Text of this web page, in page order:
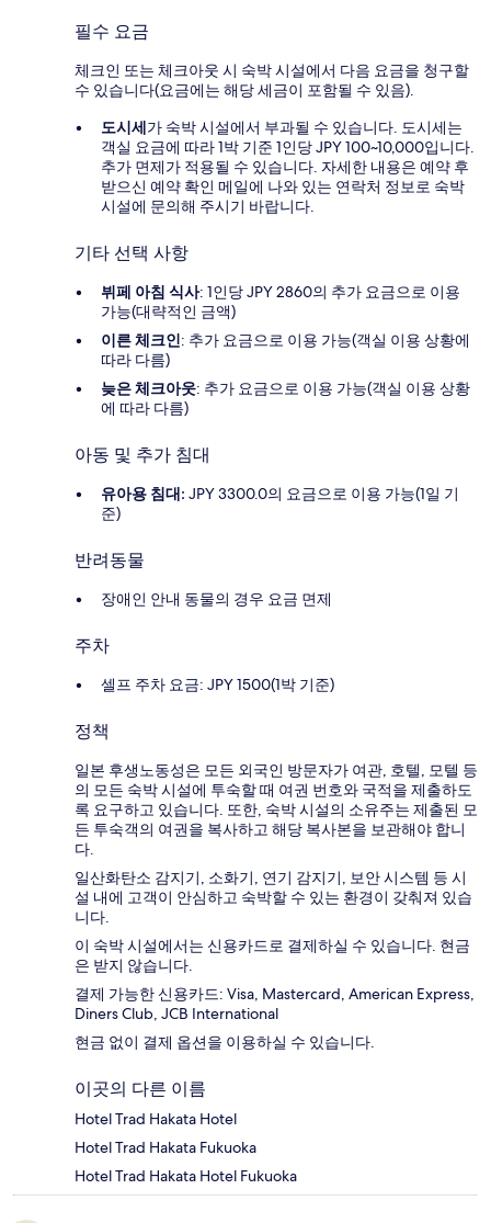
필수 요금
체크인 또는 체크아웃 시 숙박 시설에서 다음 요금을 청구할
수 있습니다(요금에는 해당 세금이 포함될 수 있음).
도시세가 숙박 시설에서 부과될 수 있습니다. 도시세는
객실 요금에 따라 1박 기준 1인당 JPY 100~10,000입니다.
추가 면제가 적용될 수 있습니다. 자세한 내용은 예약 후
받으신 예약 확인 메일에 나와 있는 연락처 정보로 숙박
시설에 문의해 주시기 바랍니다.
기타 선택 사항
뷔페 아침 식사: 1인당 JPY 2860의 추가 요금으로 이용
가능(대략적인 금액)
이른 체크인: 추가 요금으로 이용 가능(객실 이용 상황에
따라 다름)
늦은 체크아웃: 추가 요금으로 이용 가능(객실 이용 상황
에 따라 다름)
아동 및 추가 침대
유아용 침대: JPY 3300.0의 요금으로 이용 가능(1일 기
준)
반려동물
장애인 안내 동물의 경우 요금 면제
주차
셀프 주차 요금: JPY 1500(1박 기준)
정책
일본 후생노동성은 모든 외국인 방문자가 여관, 호텔, 모텔 등
의 모든 숙박 시설에 투숙할 때 여권 번호와 국적을 제출하도
록 요구하고 있습니다. 또한, 숙박 시설의 소유주는 제출된 모
든 투숙객의 여권을 복사하고 해당 복사본을 보관해야 합니
다.
일산화탄소 감지기, 소화기, 연기 감지기, 보안 시스템 등 시
설 내에 고객이 안심하고 숙박할 수 있는 환경이 갖춰져 있습
니다.
이 숙박 시설에서는 신용카드로 결제하실 수 있습니다. 현금
은 받지 않습니다.
결제 가능한 신용카드: Visa, Mastercard, American Express,
Diners Club, JCB International
현금 없이 결제 옵션을 이용하실 수 있습니다.
이곳의 다른 이름
Hotel Trad Hakata Hotel
Hotel Trad Hakata Fukuoka
Hotel Trad Hakata Hotel Fukuoka